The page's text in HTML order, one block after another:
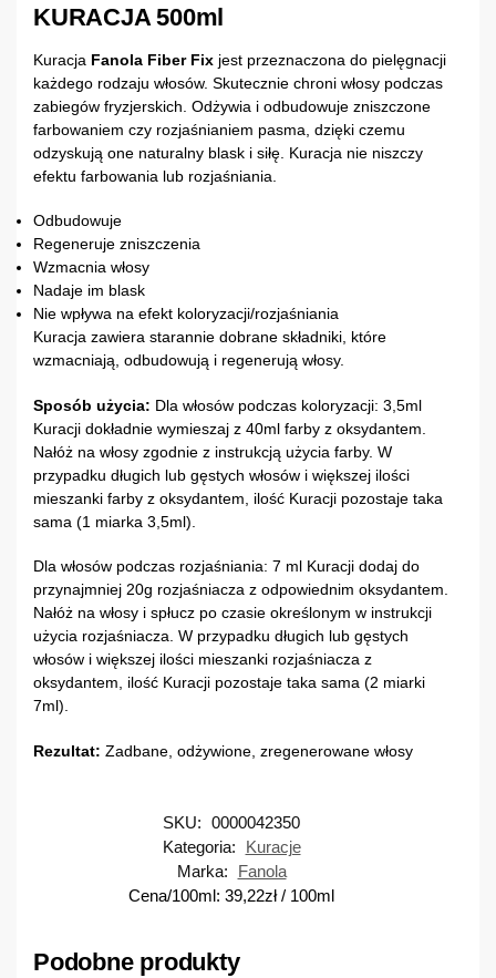
KURACJA 500ml
Kuracja Fanola Fiber Fix jest przeznaczona do pielęgnacji
każdego rodzaju włosów. Skutecznie chroni włosy podczas
zabiegów fryzjerskich. Odżywia i odbudowuje zniszczone
farbowaniem czy rozjaśnianiem pasma, dzięki czemu
odzyskują one naturalny blask i siłę. Kuracja nie niszczy
efektu farbowania lub rozjaśniania.
Odbudowuje
Regeneruje zniszczenia
Wzmacnia włosy
Nadaje im blask
Nie wpływa na efekt koloryzacji/rozjaśniania
Kuracja zawiera starannie dobrane składniki, które
wzmacniają, odbudowują i regenerują włosy.
Sposób użycia: Dla włosów podczas koloryzacji: 3,5ml
Kuracji dokładnie wymieszaj z 40ml farby z oksydantem.
Nałóż na włosy zgodnie z instrukcją użycia farby. W
przypadku długich lub gęstych włosów i większej ilości
mieszanki farby z oksydantem, ilość Kuracji pozostaje taka
sama (1 miarka 3,5ml).
Dla włosów podczas rozjaśniania: 7 ml Kuracji dodaj do
przynajmniej 20g rozjaśniacza z odpowiednim oksydantem.
Nałóż na włosy i spłucz po czasie określonym w instrukcji
użycia rozjaśniacza. W przypadku długich lub gęstych
włosów i większej ilości mieszanki rozjaśniacza z
oksydantem, ilość Kuracji pozostaje taka sama (2 miarki
7ml).
Rezultat: Zadbane, odżywione, zregenerowane włosy
SKU: 0000042350
Kategoria:
Kuracje
Marka:
Fanola
Cena/100ml: 39,22zł/ 100ml
Podobne produkty